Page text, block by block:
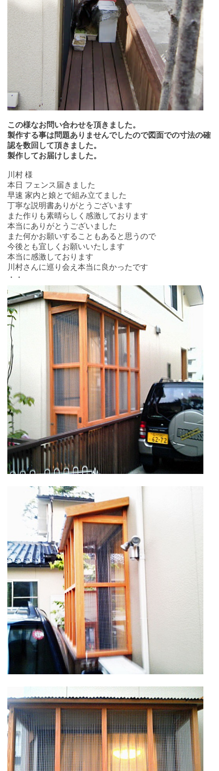
この様なお問い合わせを頂きました。
製作する事は問題ありませんでしたので図面での寸法の確
認を数回して頂きました。
製作してお届けしました。
川村 様
本日 フェンス届きました
早速 家内と娘とで組み立てました
丁寧な説明書ありがとうございます
また作りも素晴らしく感激しております
本当にありがとうございました
また何かお願いすることもあると思うので
今後とも宜しくお願いいたします
本当に感激しております
川村さんに巡り会え本当に良かったです
・・